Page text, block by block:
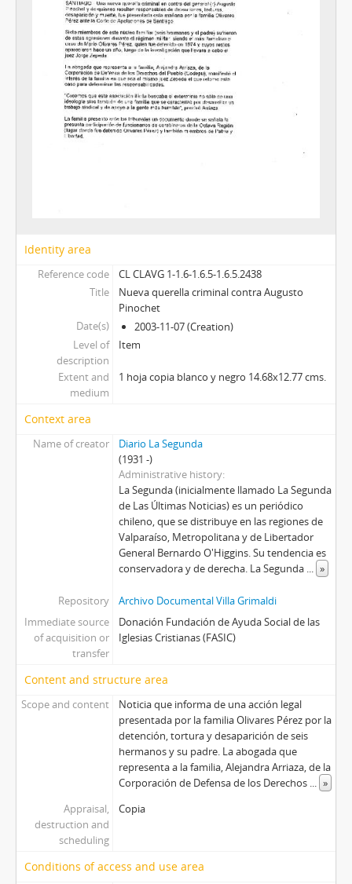
Identity area
Reference code
CL CLAVG 1-1.6-1.6.5-1.6.5.2438
Title
Nueva querella criminal contra Augusto
Pinochet
Date(s)
2003-11-07 (Creation)
Level of
description
Item
Extent and
medium
1 hoja copia blanco y negro 14.68x12.77 cms.
Context area
Name of creator
Diario La Segunda
(1931 -)
Administrative history
La Segunda (inicialmente llamado La Segunda
de Las Últimas Noticias) es un periódico
chileno, que se distribuye en las regiones de
Valparaíso, Metropolitana y de Libertador
General Bernardo O'Higgins. Su tendencia es
conservadora y de derecha. La Segunda ... »
Repository
Archivo Documental Villa Grimaldi
Immediate source
of acquisition or
transfer
Donación Fundación de Ayuda Social de las
Iglesias Cristianas (FASIC)
Content and structure area
Scope and content
Noticia que informa de una acción legal
presentada por la familia Olivares Pérez por la
detención, tortura y desaparición de seis
hermanos y su padre. La abogada que
representa a la familia, Alejandra Arriaza, de la
Corporación de Defensa de los Derechos ... »
Appraisal,
destruction and
scheduling
Copia
Conditions of access and use area